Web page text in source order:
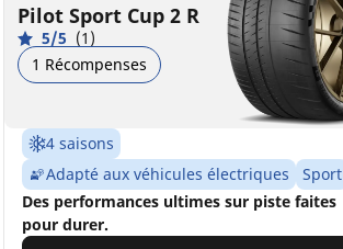
Pilot Sport Cup 2 R
5/5 (1)
1 Récompenses
4 saisons
Adapté aux véhicules électriques
Sport
Des performances ultimes sur piste faites
pour durer.